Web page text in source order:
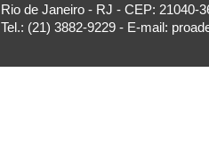
Rio de Janeiro - RJ - CEP: 21040-
Tel.: (21) 3882-9229 - E-mail: